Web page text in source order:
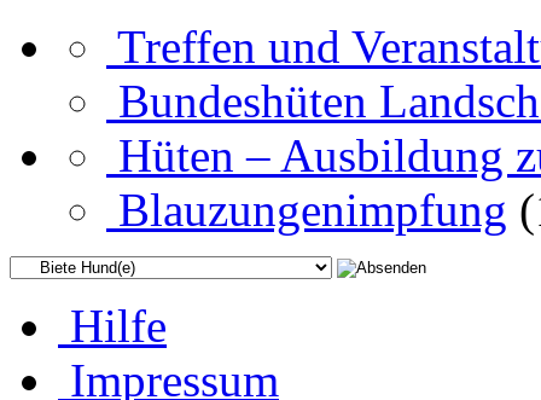
Treffen und
Bundeshüten
Hüten – Ausbildung
Blauzungenimpfung
Hilfe
Impressum